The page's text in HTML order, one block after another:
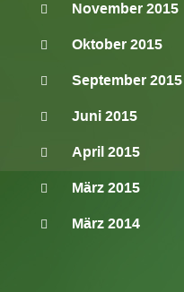
November 2015
Oktober 2015
September 2015
Juni 2015
April 2015
März 2015
März 2014